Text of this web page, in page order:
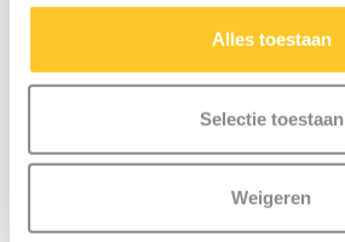
Alles toestaan
Selectie toestaan
Weigeren
Contact & openingstijden
Retourneren